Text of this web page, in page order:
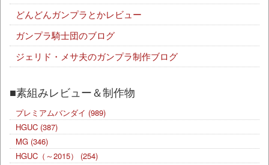
どんどんガンプラとかレビュー
ガンプラ騎士団のブログ
ジェリド・メサ夫のガンプラ制作ブログ
■素組みレビュー＆制作物
プレミアムバンダイ (989)
HGUC (387)
MG (346)
HGUC（～2015）
(254)